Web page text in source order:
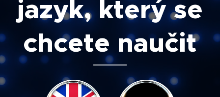
jazyk, který se
chcete naučit